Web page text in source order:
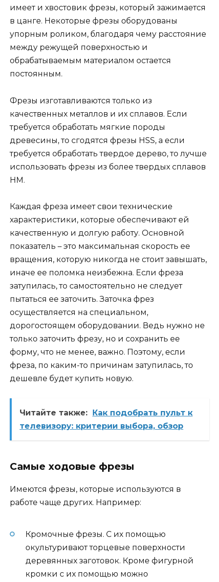
имеет и хвостовик фрезы, который зажимается
в цанге. Некоторые фрезы оборудованы
упорным роликом, благодаря чему расстояние
между режущей поверхностью и
обрабатываемым материалом остается
постоянным.
Фрезы изготавливаются только из
качественных металлов и их сплавов. Если
требуется обработать мягкие породы
древесины, то сгодятся фрезы HSS, а если
требуется обработать твердое дерево, то лучше
использовать фрезы из более твердых сплавов
HM.
Каждая фреза имеет свои технические
характеристики, которые обеспечивают ей
качественную и долгую работу. Основной
показатель – это максимальная скорость ее
вращения, которую никогда не стоит завышать,
иначе ее поломка неизбежна. Если фреза
затупилась, то самостоятельно не следует
пытаться ее заточить. Заточка фрез
осуществляется на специальном,
дорогостоящем оборудовании. Ведь нужно не
только заточить фрезу, но и сохранить ее
форму, что не менее, важно. Поэтому, если
фреза, по каким-то причинам затупилась, то
дешевле будет купить новую.
Читайте также: Как подобрать пульт к
телевизору: критерии выбора, обзор
Самые ходовые фрезы
Имеются фрезы, которые используются в
работе чаще других. Например:
Кромочные фрезы. С их помощью
окультуривают торцевые поверхности
деревянных заготовок. Кроме фигурной
кромки с их помощью можно